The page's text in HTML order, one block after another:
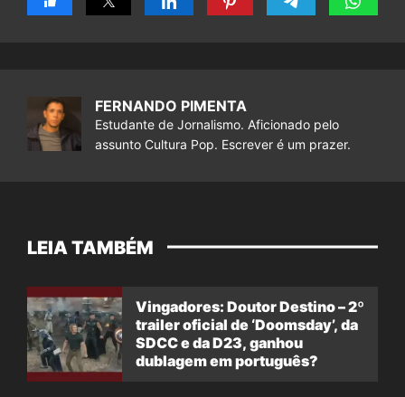
FERNANDO PIMENTA
Estudante de Jornalismo. Aficionado pelo
assunto Cultura Pop. Escrever é um prazer.
LEIA TAMBÉM
Vingadores: Doutor Destino – 2º
trailer oficial de ‘Doomsday’, da
SDCC e da D23, ganhou
dublagem em português?